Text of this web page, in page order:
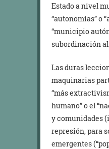
Estado a nivel
“autonomías” o
“municipio
subordinación
Las duras
maquinarias
“más
humano” o el
y comunidades
represión, para
emergentes